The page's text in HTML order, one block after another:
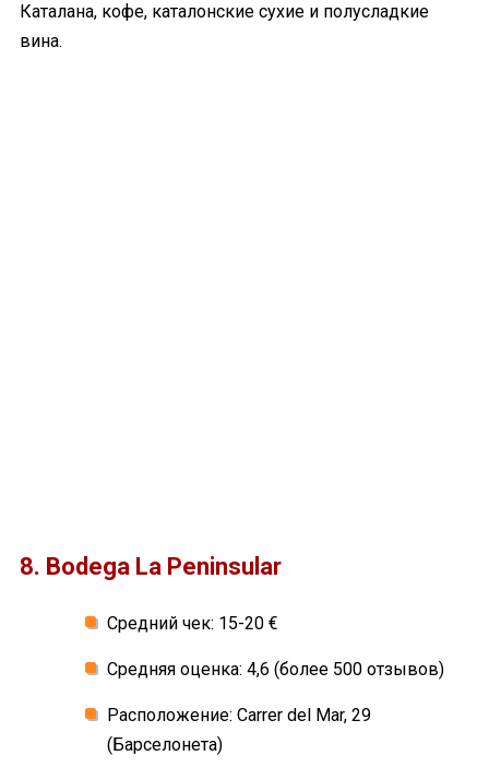
Каталана, кофе, каталонские сухие и полусладкие
вина.
8. Bodega La Peninsular
Средний чек: 15-20 €
Средняя оценка: 4,6 (более 500 отзывов)
Расположение: Carrer del Mar, 29
(Барселонета)